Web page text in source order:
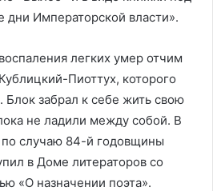
дни Императорской власти».
легких умер отчим
Пиоттух, которого
Блок забрал к себе жить свою
не ладили между собой. В
по случаю 84-й годовщины
в Доме литераторов со
«О назначении поэта».